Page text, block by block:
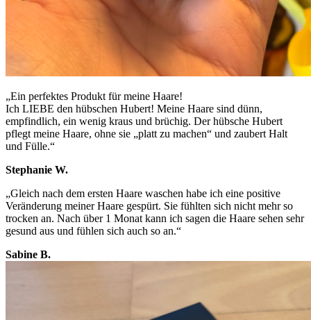
„Ein perfektes Produkt für meine Haare!
Ich LIEBE den hübschen Hubert! Meine Haare sind dünn,
empfindlich, ein wenig kraus und brüchig. Der hübsche Hubert
pflegt meine Haare, ohne sie „platt zu machen“ und zaubert Halt
und Fülle.“
Stephanie W.
„Gleich nach dem ersten Haare waschen habe ich eine positive
Veränderung meiner Haare gespürt. Sie fühlten sich nicht mehr so
trocken an. Nach über 1 Monat kann ich sagen die Haare sehen sehr
gesund aus und fühlen sich auch so an.“
Sabine B.